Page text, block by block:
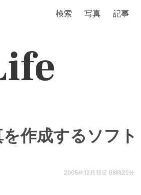
検索 写真 記事
作成するソフト
2005年12月15日 08時29分